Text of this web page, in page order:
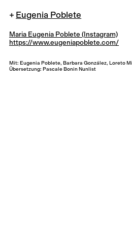
Eugenia Poblete
Maria Eugenia Poblete (Instagram)
https://www.eugeniapoblete.com/
Mit: Eugenia Poblete, Barbara González, Loreto
Übersetzung: Pascale Bonin Nunlist